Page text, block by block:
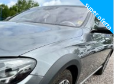
super oferta